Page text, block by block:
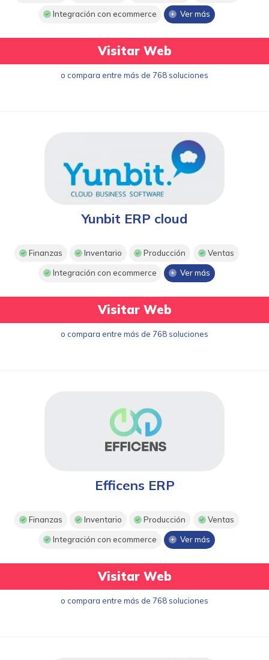
Integración con ecommerce Ver más
Visitar Web
o compara entre más de 768 soluciones
Yunbit ERP cloud
Finanzas Inventario Producción Ventas
Integración con ecommerce Ver más
Visitar Web
o compara entre más de 768 soluciones
Efficens ERP
Finanzas Inventario Producción Ventas
Integración con ecommerce Ver más
Visitar Web
o compara entre más de 768 soluciones